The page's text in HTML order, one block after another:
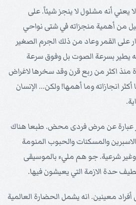
يعني أنه مشلول لا ينجز شيئاً. على
من أهمية منجزاته في شتى نواحي
على القمر وعاد من ذلك الجرم الصغير
يطير بسرعة الصوت بل وفوق سرعة
منذ اكثر من ربع قرن وقد سخرها لاغراض
انجازاته وما أهمها! ولكن... الإنسان
عبارة عن مرض فردى محض. طبعا هناك
والمسكنات والحبوب المنومة
شرعية. جو هم مليء بالموسيقى
حدة الازمة التي يعيشون فيها.
معينين. انه يشمل الحضارة العالمية